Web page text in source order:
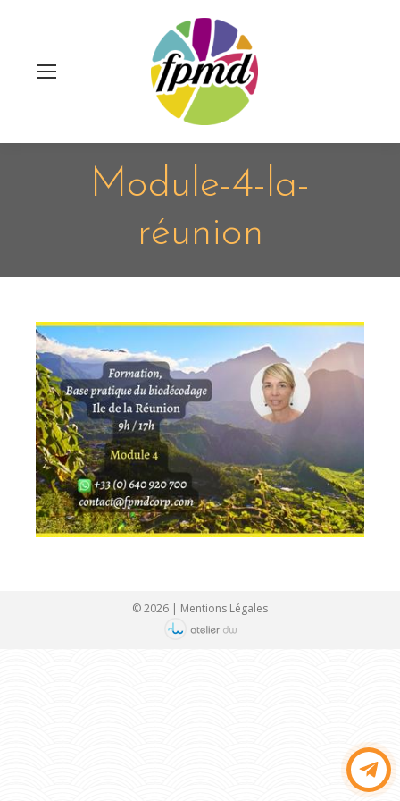
Module-4-la-
réunion
© 2026 | Mentions Légales